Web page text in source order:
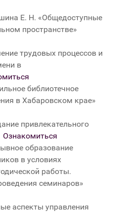
Е. Н. «Общедоступные
пространстве»
трудовых процессов и
в
библиотечное
в Хабаровском крае»
привлекательного
Ознакомиться
образование
в условиях
работы.
семинаров»
аспекты управления